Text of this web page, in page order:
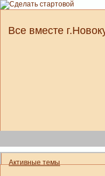
Все вместе
Активные темы